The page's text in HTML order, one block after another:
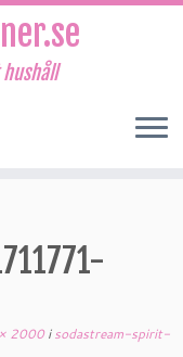
2000isodastream-spirit-